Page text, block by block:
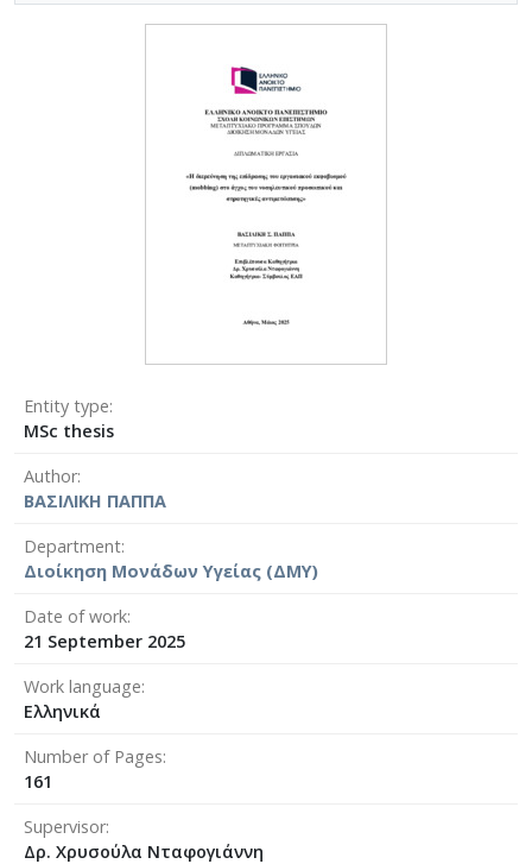
Entity type
MSc thesis
Author
ΒΑΣΙΛΙΚΗ ΠΑΠΠΑ
Department
Διοίκηση Μονάδων Υγείας (ΔΜΥ)
Date of work
21 September 2025
Work language
Ελληνικά
Number of Pages
161
Supervisor
Δρ. Χρυσούλα Νταφογιάννη